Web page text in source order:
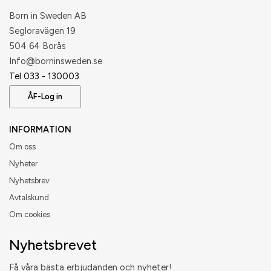
Born in Sweden AB
Segloravägen 19
504 64 Borås
​Info@borninsweden.se
Tel 033 - 130003
ÅF-Log in
INFORMATION
Om oss
Nyheter
Nyhetsbrev
Avtalskund
Om cookies
Nyhetsbrevet
Få våra bästa erbjudanden och nyheter!